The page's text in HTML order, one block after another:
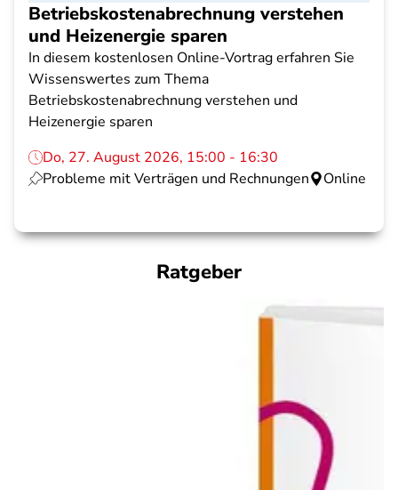
Betriebskostenabrechnung verstehen
und Heizenergie sparen
In diesem kostenlosen Online-Vortrag erfahren Sie
Wissenswertes zum Thema
Betriebskostenabrechnung verstehen und
Heizenergie sparen
Do, 27. August 2026, 15:00 - 16:30
Probleme mit Verträgen und Rechnungen
Online
Ratgeber